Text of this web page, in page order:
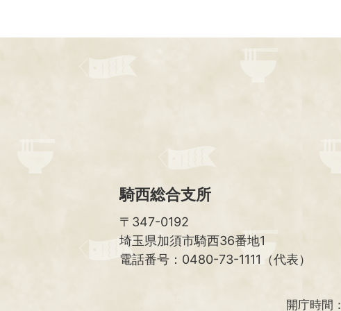
騎西総合支所
〒347-0192
埼玉県加須市騎西36番地1
電話番号：0480-73-1111（代表）
開庁時間：